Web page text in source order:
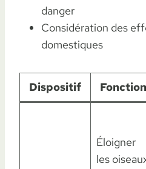
danger
Considération des
domestiques
Dispositif Fonction
Éloigner
les